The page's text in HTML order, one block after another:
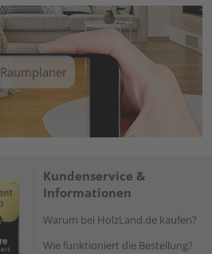
Raumplaner
Kundenservice &
Informationen
Warum bei HolzLand.de kaufen?
Wie funktioniert die Bestellung?